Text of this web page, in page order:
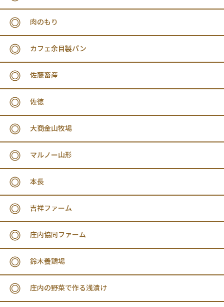
肉のもり
カフェ余目製パン
佐藤畜産
佐徳
大商金山牧場
マルノー山形
本長
吉祥ファーム
庄内協同ファーム
鈴木養鶏場
庄内の野菜で作る浅漬け